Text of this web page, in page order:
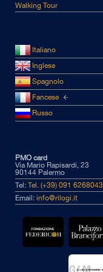
Walking Tour
Italiano
Inglese
Spagnolo
Fancese
Russo
PMO card
Via Mario Rapisardi, 23
90144 Palermo
Tel: Tel. (+39) 091 6268043
Email: info@rilogi.it